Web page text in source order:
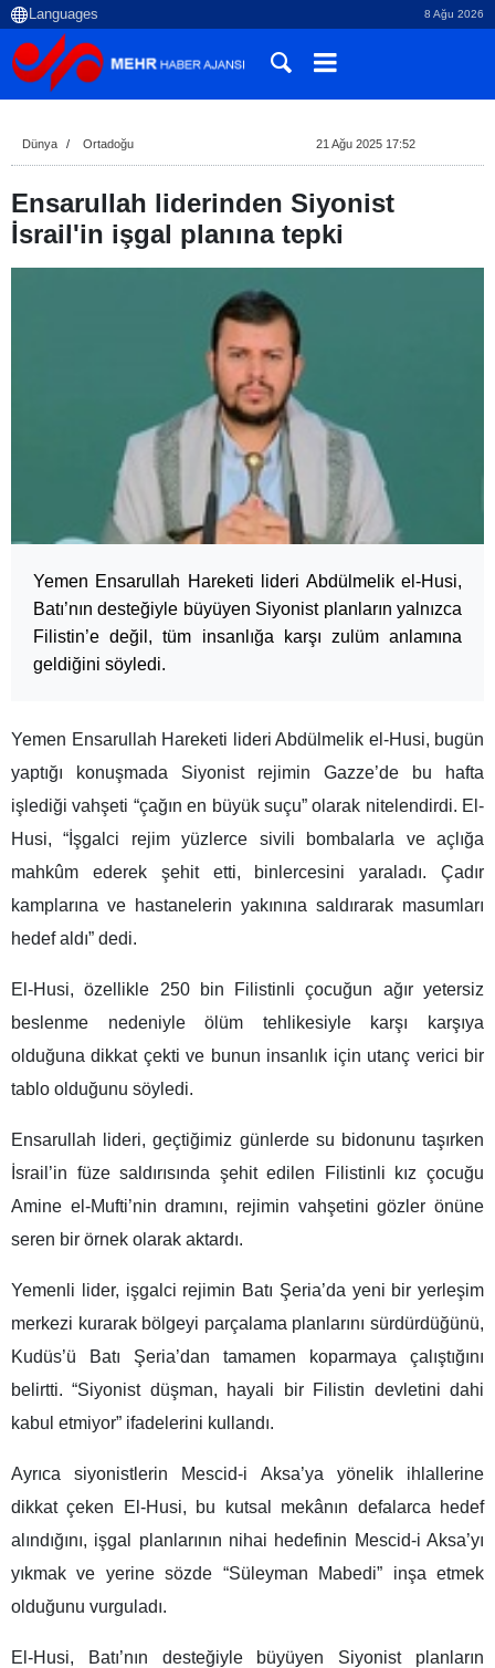
8 Ağu 2026
Dünya Ortadoğu 21 Ağu 2025 17:52
Ensarullah liderinden Siyonist
İsrail'in işgal planına tepki
Yemen Ensarullah Hareketi lideri Abdülmelik el-Husi,
Batı’nın desteğiyle büyüyen Siyonist planların yalnızca
Filistin’e değil, tüm insanlığa karşı zulüm anlamına
geldiğini söyledi.
Yemen Ensarullah Hareketi lideri Abdülmelik el-Husi, bugün
yaptığı konuşmada Siyonist rejimin Gazze’de bu hafta
işlediği vahşeti “çağın en büyük suçu” olarak nitelendirdi. El-
Husi, “İşgalci rejim yüzlerce sivili bombalarla ve açlığa
mahkûm ederek şehit etti, binlercesini yaraladı. Çadır
kamplarına ve hastanelerin yakınına saldırarak masumları
hedef aldı” dedi.
El-Husi, özellikle 250 bin Filistinli çocuğun ağır yetersiz
beslenme nedeniyle ölüm tehlikesiyle karşı karşıya
olduğuna dikkat çekti ve bunun insanlık için utanç verici bir
tablo olduğunu söyledi.
Ensarullah lideri, geçtiğimiz günlerde su bidonunu taşırken
İsrail’in füze saldırısında şehit edilen Filistinli kız çocuğu
Amine el-Mufti’nin dramını, rejimin vahşetini gözler önüne
seren bir örnek olarak aktardı.
Yemenli lider, işgalci rejimin Batı Şeria’da yeni bir yerleşim
merkezi kurarak bölgeyi parçalama planlarını sürdürdüğünü,
Kudüs’ü Batı Şeria’dan tamamen koparmaya çalıştığını
belirtti. “Siyonist düşman, hayali bir Filistin devletini dahi
kabul etmiyor” ifadelerini kullandı.
Ayrıca siyonistlerin Mescid-i Aksa’ya yönelik ihlallerine
dikkat çeken El-Husi, bu kutsal mekânın defalarca hedef
alındığını, işgal planlarının nihai hedefinin Mescid-i Aksa’yı
yıkmak ve yerine sözde “Süleyman Mabedi” inşa etmek
olduğunu vurguladı.
El-Husi, Batı’nın desteğiyle büyüyen Siyonist planların